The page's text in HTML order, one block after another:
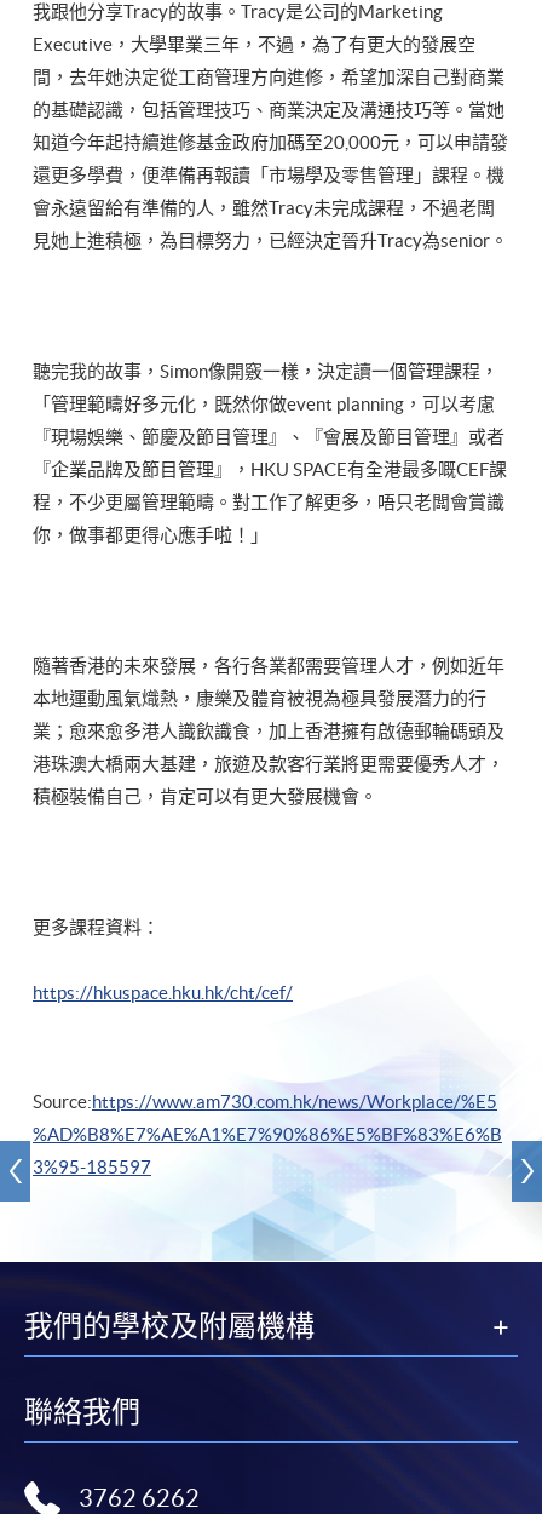
我跟他分享Tracy的故事。Tracy是公司的Marketing
Executive，大學畢業三年，不過，為了有更大的發展空
間，去年她決定從工商管理方向進修，希望加深自己對商業
的基礎認識，包括管理技巧、商業決定及溝通技巧等。當她
知道今年起持續進修基金政府加碼至20,000元，可以申請發
還更多學費，便準備再報讀「市場學及零售管理」課程。機
會永遠留給有準備的人，雖然Tracy未完成課程，不過老闆
見她上進積極，為目標努力，已經決定晉升Tracy為senior。
聽完我的故事，Simon像開竅一樣，決定讀一個管理課程，
「管理範疇好多元化，既然你做event planning，可以考慮
『現場娛樂、節慶及節目管理』、『會展及節目管理』或者
『企業品牌及節目管理』，HKU SPACE有全港最多嘅CEF課
程，不少更屬管理範疇。對工作了解更多，唔只老闆會賞識
你，做事都更得心應手啦！」
隨著香港的未來發展，各行各業都需要管理人才，例如近年
本地運動風氣熾熱，康樂及體育被視為極具發展潛力的行
業；愈來愈多港人識飲識食，加上香港擁有啟德郵輪碼頭及
港珠澳大橋兩大基建，旅遊及款客行業將更需要優秀人才，
積極裝備自己，肯定可以有更大發展機會。
更多課程資料：
https://hkuspace.hku.hk/cht/cef/
Source:https://www.am730.com.hk/news/Workplace/%E5
%AD%B8%E7%AE%A1%E7%90%86%E5%BF%83%E6%B
3%95-185597
我們的學校及附屬機構
聯絡我們
3762 6262